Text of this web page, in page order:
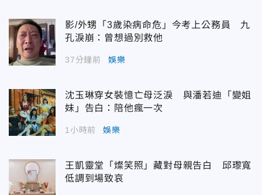
影/外甥「3歲染病命危」今考上公務員 九
孔淚崩：曾想過別救他
37分鐘前 娛樂
沈玉琳穿女裝憶亡母泛淚 與潘若迪「變姐
妹」告白：陪他瘋一次
1小時前 娛樂
王凱靈堂「燦笑照」藏對母親告白 邱瓈寬
低調到場致哀